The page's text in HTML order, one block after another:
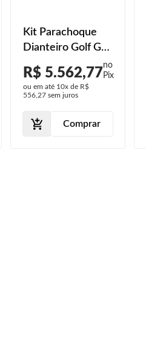
Kit Parachoque
Dianteiro Golf Gti
2014 2015 2016
2017 2018 Grades
Suporte Farol
R$ 5.562,77
ou em até 10x de R$
556,27 sem juros
Comprar